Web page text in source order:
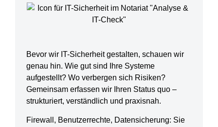
Bevor wir IT-Sicherheit gestalten, schauen wir
genau hin. Wie gut sind Ihre Systeme
aufgestellt? Wo verbergen sich Risiken?
Gemeinsam erfassen wir Ihren Status quo –
strukturiert, verständlich und praxisnah.
Firewall, Benutzerrechte, Datensicherung: Sie